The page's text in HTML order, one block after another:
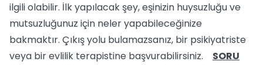
ilgili olabilir. İlk yapılacak şey, eşinizin huysuzluğu ve
mutsuzluğunuz için neler yapabileceğinize
bakmaktır. Çıkış yolu bulamazsanız, bir psikiyatriste
veya bir evlilik terapistine başvurabilirsiniz. SORU